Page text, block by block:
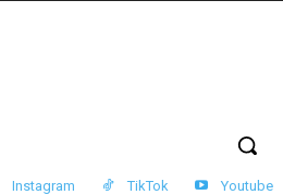
Instagram TikTok Youtube